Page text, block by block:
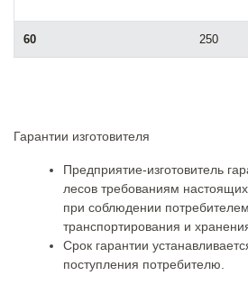
250
Гарантии изготовителя
Предприятие-изготовитель
лесов требованиям
при соблюдении
транспортирования и
Срок гарантии
поступления потребителю.